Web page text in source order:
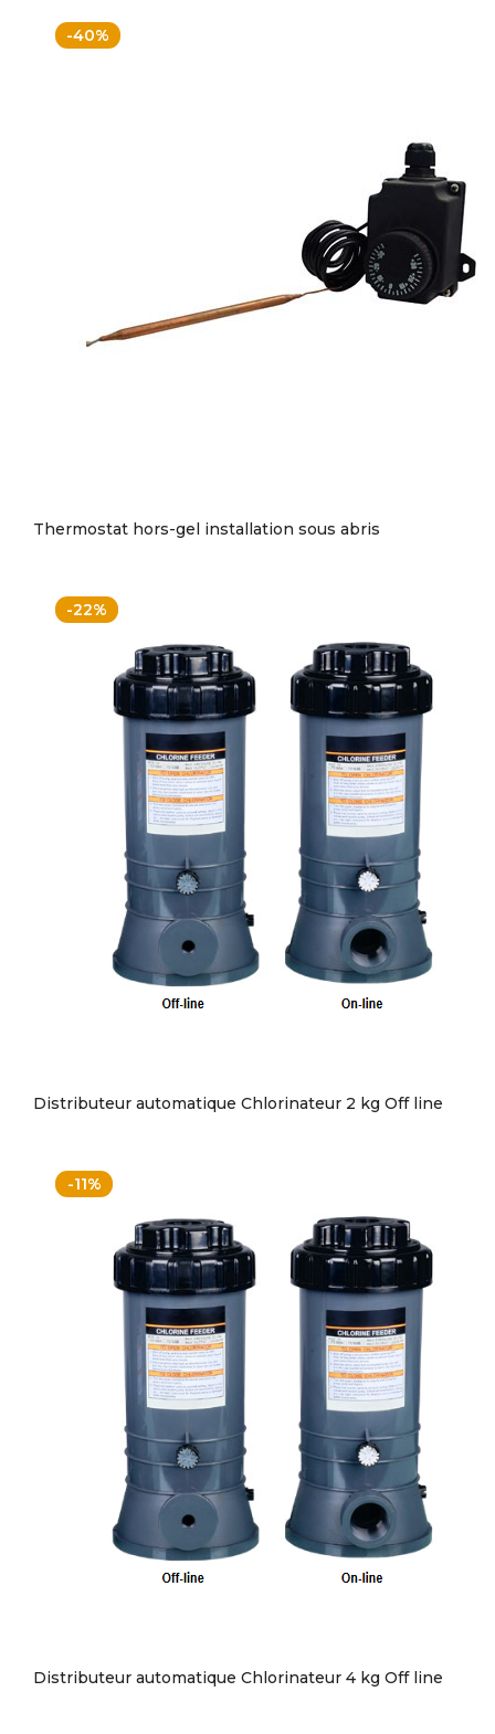
-40%
Thermostat hors-gel installation sous abris
-22%
Distributeur automatique Chlorinateur 2 kg Off line
-11%
Distributeur automatique Chlorinateur 4 kg Off line